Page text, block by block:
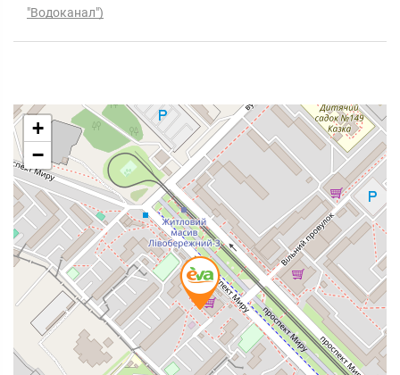
"Водоканал")
+
−